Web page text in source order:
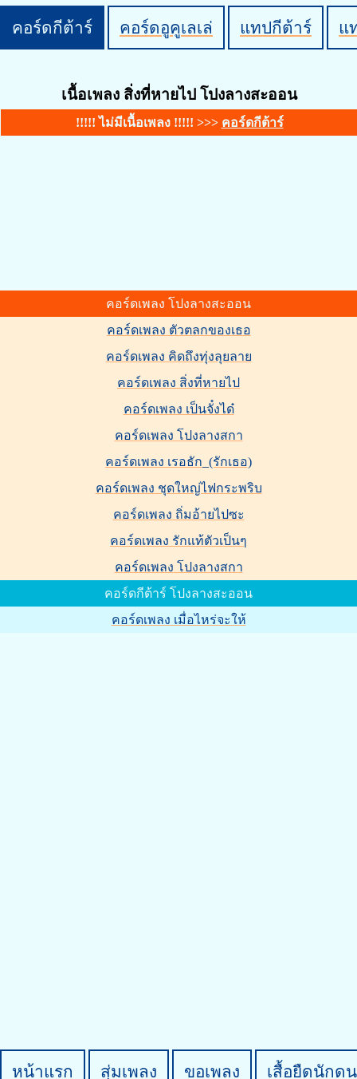
คอร์ดกีต้าร์ คอร์ดอูคูเลเล่ แทปกีต้าร์ แ
เนื้อเพลง สิ่งที่หายไป โปงลางสะออน
!!!!! ไม่มีเนื้อเพลง !!!!! >>> คอร์ดกีต้าร์
คอร์ดเพลง โปงลางสะออน
คอร์ดเพลง ตัวตลกของเธอ
คอร์ดเพลง คิดถึงทุ่งลุยลาย
คอร์ดเพลง สิ่งที่หายไป
คอร์ดเพลง เป็นจั๋งได๋
คอร์ดเพลง โปงลางสกา
คอร์ดเพลง เรอธัก_(รักเธอ)
คอร์ดเพลง ชุดใหญ่ไฟกระพริบ
คอร์ดเพลง ถิ่มอ้ายไปซะ
คอร์ดเพลง รักแท้ตัวเป็นๆ
คอร์ดเพลง โปงลางสกา
คอร์ดกีต้าร์ โปงลางสะออน
คอร์ดเพลง เมื่อไหร่จะให้
หน้าแรก สุ่มเพลง ขอเพลง เสื้อยืดนักด